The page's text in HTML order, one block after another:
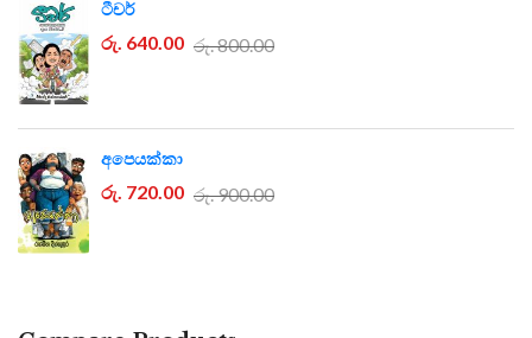
ටීචර්
රු. 640.00 රු. 800.00
අපෙයක්කා
රු. 720.00 රු. 900.00